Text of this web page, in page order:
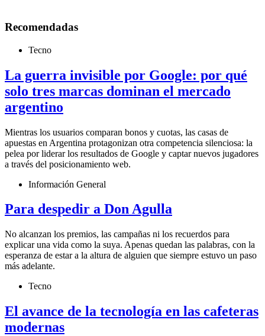
Recomendadas
Tecno
La guerra invisible por Google: por qué
solo tres marcas dominan el mercado
argentino
Mientras los usuarios comparan bonos y cuotas, las casas de
apuestas en Argentina protagonizan otra competencia silenciosa: la
pelea por liderar los resultados de Google y captar nuevos jugadores
a través del posicionamiento web.
Información General
Para despedir a Don Agulla
No alcanzan los premios, las campañas ni los recuerdos para
explicar una vida como la suya. Apenas quedan las palabras, con la
esperanza de estar a la altura de alguien que siempre estuvo un paso
más adelante.
Tecno
El avance de la tecnología en las cafeteras
modernas